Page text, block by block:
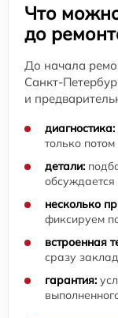
Что
до
До начала
Санкт-
и
диагностика:
только
детали:
несколько
фиксируем
встроенная
сразу
гарантия: